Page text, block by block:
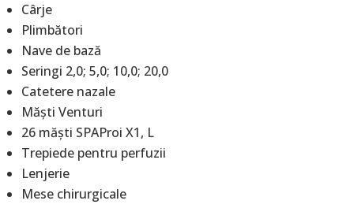
Cârje
Plimbători
Nave de bază
Seringi 2,0; 5,0; 10,0; 20,0
Catetere nazale
Măști Venturi
26 măști SPAProi X1, L
Trepiede pentru perfuzii
Lenjerie
Mese chirurgicale